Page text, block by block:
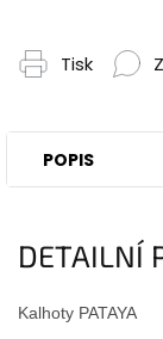
Tisk
POPIS
DETAILNÍ
Kalhoty PATAYA